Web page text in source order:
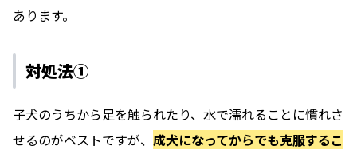
あります。
対処法①
子犬のうちから足を触られたり、水で濡れることに慣れさ
せるのがベストですが、 成犬になってからでも克服するこ